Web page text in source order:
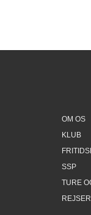
OM OS
KLUB
SSP
TURE
REJSER